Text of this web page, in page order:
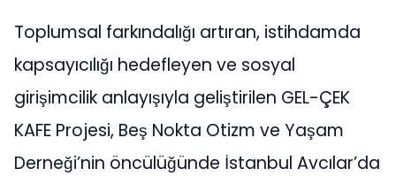
Toplumsal farkındalığı artıran, istihdamda
kapsayıcılığı hedefleyen ve sosyal
girişimcilik anlayışıyla geliştirilen GEL-ÇEK
KAFE Projesi, Beş Nokta Otizm ve Yaşam
Derneği’nin öncülüğünde İstanbul Avcılar’da